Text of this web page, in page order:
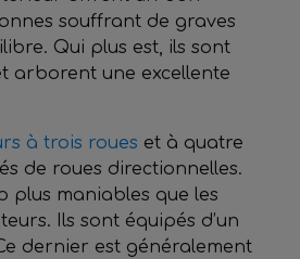
souffrant de graves
Qui plus est, ils sont
arborent une excellente
à trois roues et à quatre
de roues directionnelles.
plus maniables que les
Ils sont équipés d’un
dernier est généralement